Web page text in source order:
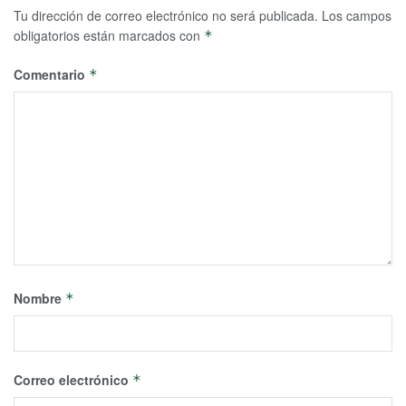
Tu dirección de correo electrónico no será publicada. Los campos
obligatorios están marcados con *
Comentario *
Nombre *
Correo electrónico *